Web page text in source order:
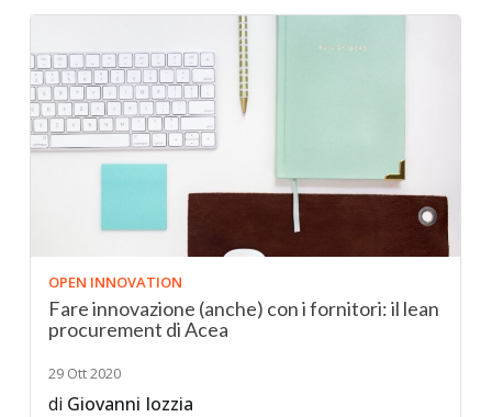
OPEN INNOVATION
Fare innovazione (anche) con i fornitori: il lean
procurement di Acea
29 Ott 2020
di Giovanni Iozzia